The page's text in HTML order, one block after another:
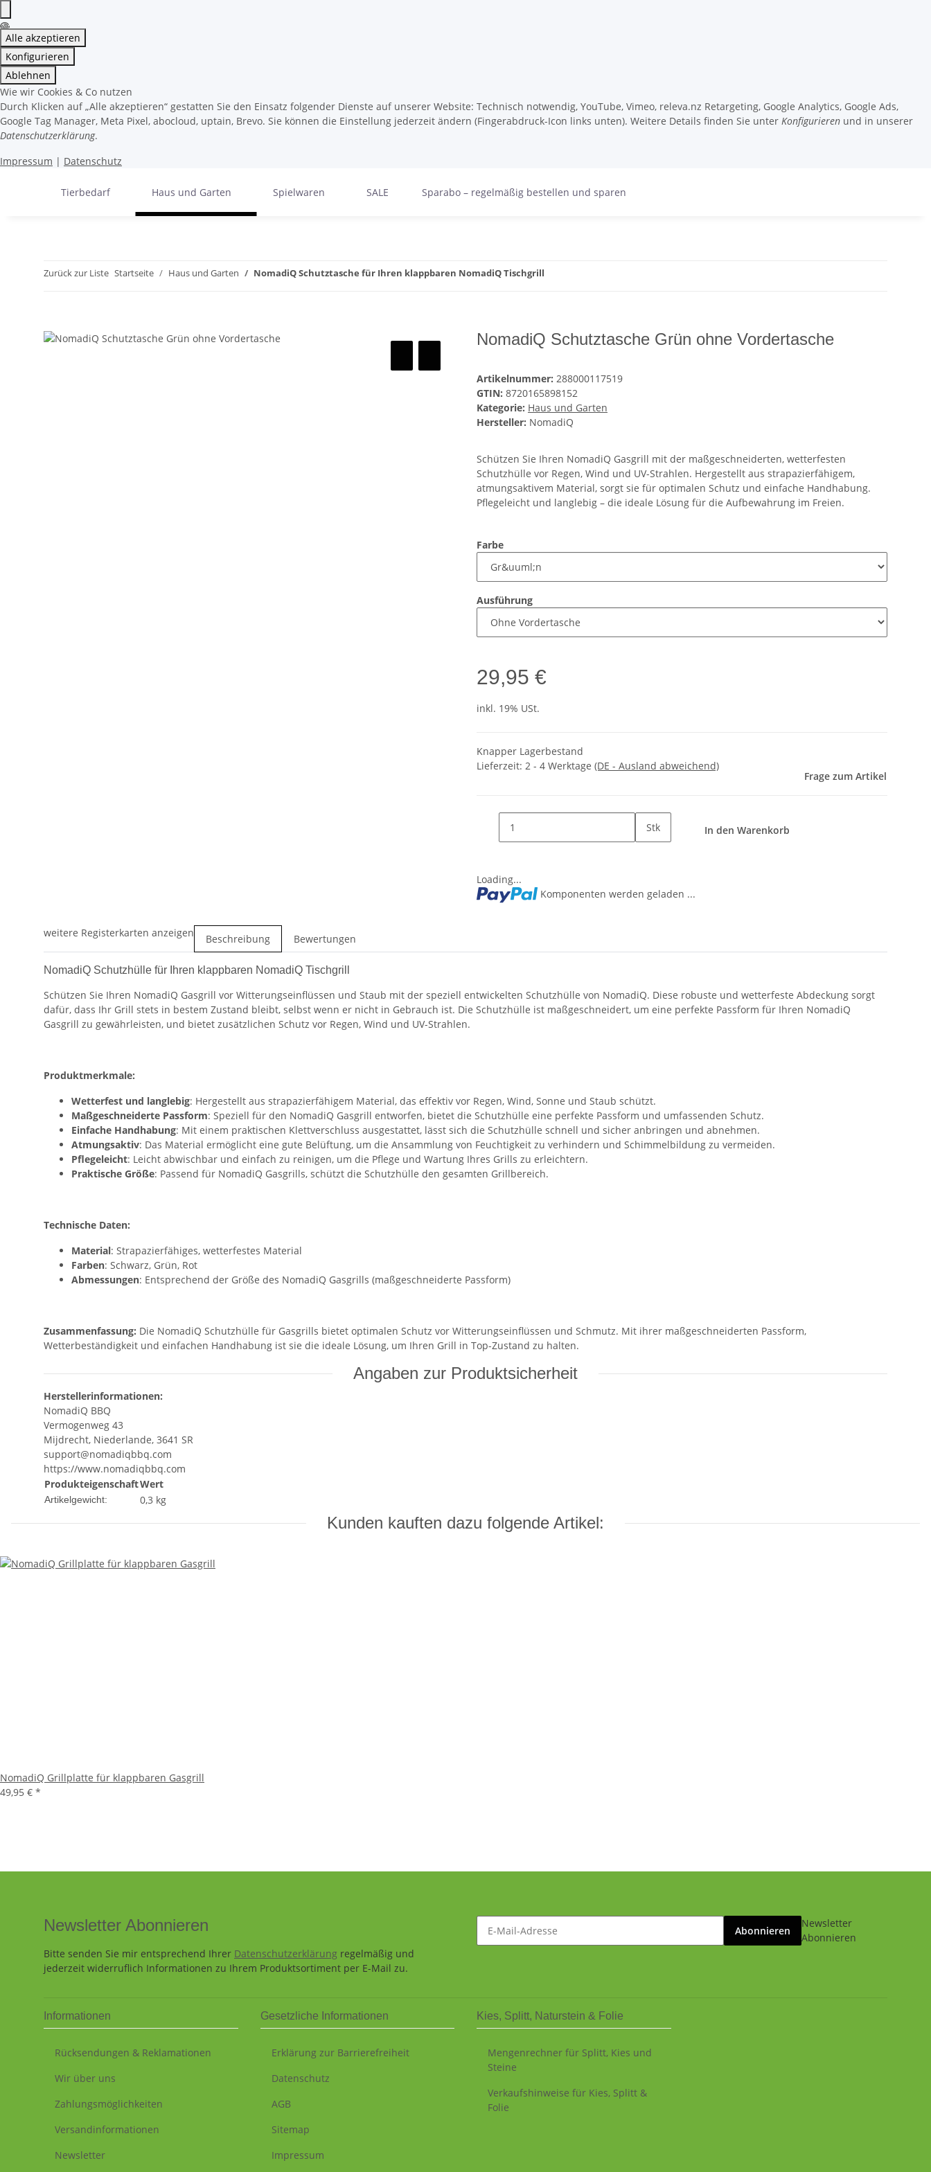
Alle akzeptieren
Konfigurieren
Ablehnen
Wie wir Cookies & Co nutzen
Durch Klicken auf „Alle akzeptieren“ gestatten Sie den Einsatz folgender Dienste auf unserer Website: Technisch notwendig, YouTube, Vimeo, releva.nz Retargeting, Google Analytics, Google Ads,
Google Tag Manager, Meta Pixel, abocloud, uptain, Brevo. Sie können die Einstellung jederzeit ändern (Fingerabdruck-Icon links unten). Weitere Details finden Sie unter Konfigurieren und in unserer
Datenschutzerklärung.
Impressum | Datenschutz
Tierbedarf Haus und Garten Spielwaren SALE Sparabo – regelmäßig bestellen und sparen
Zurück zur Liste Startseite Haus und Garten NomadiQ Schutztasche für Ihren klappbaren NomadiQ Tischgrill
NomadiQ Schutztasche Grün ohne Vordertasche
Artikelnummer: 288000117519
GTIN: 8720165898152
Kategorie: Haus und Garten
Hersteller: NomadiQ
Schützen Sie Ihren NomadiQ Gasgrill mit der maßgeschneiderten, wetterfesten
Schutzhülle vor Regen, Wind und UV-Strahlen. Hergestellt aus strapazierfähigem,
atmungsaktivem Material, sorgt sie für optimalen Schutz und einfache Handhabung.
Pflegeleicht und langlebig – die ideale Lösung für die Aufbewahrung im Freien.
Farbe
Ausführung
29,95 €
inkl. 19% USt.
Knapper Lagerbestand
Lieferzeit: 2 - 4 Werktage (DE - Ausland abweichend)
Frage zum Artikel
Stk In den Warenkorb
Loading...
Komponenten werden geladen ...
weitere Registerkarten anzeigen Beschreibung Bewertungen
NomadiQ Schutzhülle für Ihren klappbaren NomadiQ Tischgrill
Schützen Sie Ihren NomadiQ Gasgrill vor Witterungseinflüssen und Staub mit der speziell entwickelten Schutzhülle von NomadiQ. Diese robuste und wetterfeste Abdeckung sorgt
dafür, dass Ihr Grill stets in bestem Zustand bleibt, selbst wenn er nicht in Gebrauch ist. Die Schutzhülle ist maßgeschneidert, um eine perfekte Passform für Ihren NomadiQ
Gasgrill zu gewährleisten, und bietet zusätzlichen Schutz vor Regen, Wind und UV-Strahlen.
Produktmerkmale:
Wetterfest und langlebig: Hergestellt aus strapazierfähigem Material, das effektiv vor Regen, Wind, Sonne und Staub schützt.
Maßgeschneiderte Passform: Speziell für den NomadiQ Gasgrill entworfen, bietet die Schutzhülle eine perfekte Passform und umfassenden Schutz.
Einfache Handhabung: Mit einem praktischen Klettverschluss ausgestattet, lässt sich die Schutzhülle schnell und sicher anbringen und abnehmen.
Atmungsaktiv: Das Material ermöglicht eine gute Belüftung, um die Ansammlung von Feuchtigkeit zu verhindern und Schimmelbildung zu vermeiden.
Pflegeleicht: Leicht abwischbar und einfach zu reinigen, um die Pflege und Wartung Ihres Grills zu erleichtern.
Praktische Größe: Passend für NomadiQ Gasgrills, schützt die Schutzhülle den gesamten Grillbereich.
Technische Daten:
Material: Strapazierfähiges, wetterfestes Material
Farben: Schwarz, Grün, Rot
Abmessungen: Entsprechend der Größe des NomadiQ Gasgrills (maßgeschneiderte Passform)
Zusammenfassung: Die NomadiQ Schutzhülle für Gasgrills bietet optimalen Schutz vor Witterungseinflüssen und Schmutz. Mit ihrer maßgeschneiderten Passform,
Wetterbeständigkeit und einfachen Handhabung ist sie die ideale Lösung, um Ihren Grill in Top-Zustand zu halten.
Angaben zur Produktsicherheit
Herstellerinformationen:
NomadiQ BBQ
Vermogenweg 43
Mijdrecht, Niederlande, 3641 SR
support@nomadiqbbq.com
https://www.nomadiqbbq.com
ProdukteigenschaftWert
Artikelgewicht: 0,3 kg
Kunden kauften dazu folgende Artikel:
NomadiQ Grillplatte für klappbaren Gasgrill
49,95 € *
Newsletter Abonnieren
Bitte senden Sie mir entsprechend Ihrer Datenschutzerklärung regelmäßig und
jederzeit widerruflich Informationen zu Ihrem Produktsortiment per E-Mail zu.
Abonnieren
Newsletter
Abonnieren
Informationen
Rücksendungen & Reklamationen
Wir über uns
Zahlungsmöglichkeiten
Versandinformationen
Newsletter
Gesetzliche Informationen
Erklärung zur Barrierefreiheit
Datenschutz
AGB
Sitemap
Impressum
Kies, Splitt, Naturstein & Folie
Mengenrechner für Splitt, Kies und
Steine
Verkaufshinweise für Kies, Splitt &
Folie